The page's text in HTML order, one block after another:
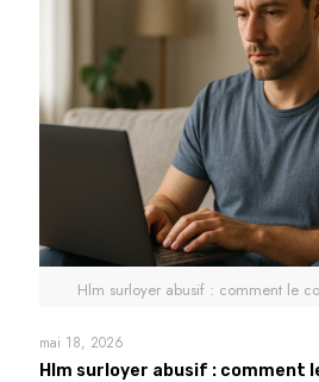
Hlm surloyer abusif : comment le
mai 18, 2026
Hlm surloyer abusif : comment